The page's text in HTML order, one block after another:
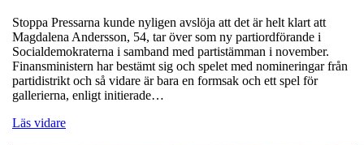
Stoppa Pressarna kunde nyligen avslöja att det är helt klart att
Magdalena Andersson, 54, tar över som ny partiordförande i
Socialdemokraterna i samband med partistämman i november.
Finansministern har bestämt sig och spelet med nomineringar från
partidistrikt och så vidare är bara en formsak och ett spel för
gallerierna, enligt initierade…
Läs vidare